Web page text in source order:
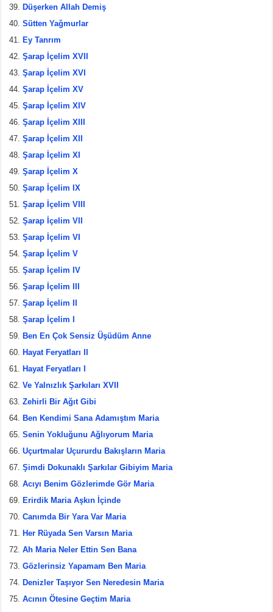
Düşerken Allah Demiş
Sütten Yağmurlar
Ey Tanrım
Şarap İçelim XVII
Şarap İçelim XVI
Şarap İçelim XV
Şarap İçelim XIV
Şarap İçelim XIII
Şarap İçelim XII
Şarap İçelim XI
Şarap İçelim X
Şarap İçelim IX
Şarap İçelim VIII
Şarap İçelim VII
Şarap İçelim VI
Şarap İçelim V
Şarap İçelim IV
Şarap İçelim III
Şarap İçelim II
Şarap İçelim I
Ben En Çok Sensiz Üşüdüm Anne
Hayat Feryatları II
Hayat Feryatları I
Ve Yalnızlık Şarkıları XVII
Zehirli Bir Ağıt Gibi
Ben Kendimi Sana Adamıştım Maria
Senin Yokluğunu Ağlıyorum Maria
Uçurtmalar Uçururdu Bakışların Maria
Şimdi Dokunaklı Şarkılar Gibiyim Maria
Acıyı Benim Gözlerimde Gör Maria
Erirdik Maria Aşkın İçinde
Canımda Bir Yara Var Maria
Her Rüyada Sen Varsın Maria
Ah Maria Neler Ettin Sen Bana
Gözlerinsiz Yapamam Ben Maria
Denizler Taşıyor Sen Neredesin Maria
Acının Ötesine Geçtim Maria